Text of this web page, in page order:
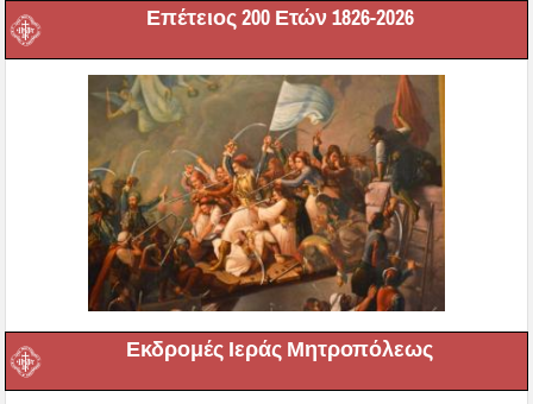
Επέτειος 200 Ετών 1826-2026
Εκδρομές Ιεράς Μητροπόλεως